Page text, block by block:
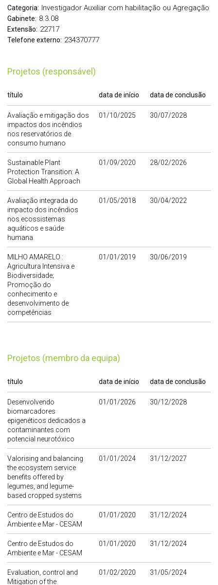
Categoria: Investigador Auxiliar com habilitação ou Agregação
Gabinete: 8.3.08
Extensão: 22717
Telefone externo: 234370777
Projetos (responsável)
título data de início data de conclusão
Avaliação e mitigação dos
impactos dos incêndios
nos reservatórios de
consumo humano
01/10/2025 30/07/2028
Sustainable Plant
Protection Transition: A
Global Health Approach
01/09/2020 28/02/2026
Avaliação integrada do
impacto dos incêndios
nos ecossistemas
aquáticos e saúde
humana
01/05/2018 30/04/2022
MILHO AMARELO :
Agricultura Intensiva e
Biodiversidade;
Promoção do
conhecimento e
desenvolvimento de
competências
01/01/2019 30/06/2019
Projetos (membro da equipa)
título data de início data de conclusão
Desenvolvendo
biomarcadores
epigenéticos dedicados a
contaminantes com
potencial neurotóxico
01/01/2026 30/12/2028
Valorising and balancing
the ecosystem service
benefits offered by
legumes, and legume-
based cropped systems
01/01/2024 31/12/2027
Centro de Estudos do
Ambiente e Mar - CESAM
01/01/2020 31/12/2024
Centro de Estudos do
Ambiente e Mar - CESAM
01/01/2020 31/12/2024
Evaluation, control and
Mitigation of the
01/02/2020 31/05/2024